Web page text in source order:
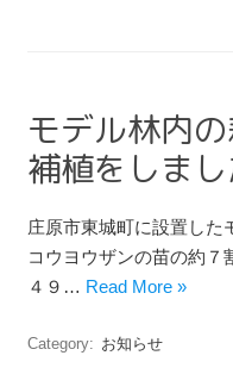
モデル林内
補植をしま
庄原市東城町に設置した
コウヨウザンの苗の約７
４９… Read More »
Category: お知らせ